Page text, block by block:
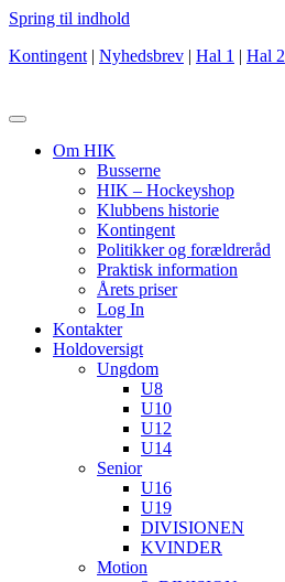
Spring til indhold
Kontingent | Nyhedsbrev | Hal 1 | Hal 2
Om HIK
Busserne
HIK – Hockeyshop
Klubbens historie
Kontingent
Politikker og forældreråd
Praktisk information
Årets priser
Log In
Kontakter
Holdoversigt
Ungdom
U8
U10
U12
U14
Senior
U16
U19
DIVISIONEN
KVINDER
Motion